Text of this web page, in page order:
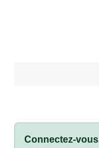
Connectez-vous